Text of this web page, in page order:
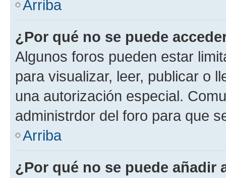
Arriba
¿Por qué no se puede
Algunos foros pueden estar
para visualizar, leer, publicar o
una autorización especial.
administrdor del foro para que
Arriba
¿Por qué no se puede añadir